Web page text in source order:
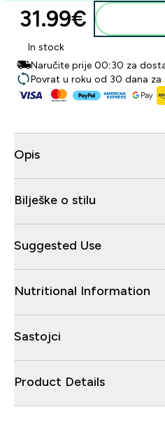
31.99€‎
In stock
Naručite prije 00:30 za
Povrat u roku od 30 dana za
Opis
Bilješke o stilu
Suggested Use
Nutritional Information
Sastojci
Product Details